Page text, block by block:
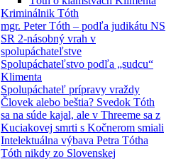
Kriminálnik Tóth
mgr. Peter Tóth – podľa judikátu NS
SR 2-násobný vrah v
spolupáchateľstve
Spolupáchateľstvo podľa „sudcu“
Klimenta
Spolupáchateľ prípravy vraždy
Človek alebo beštia? Svedok Tóth
sa na súde kajal, ale v Threeme sa z
Kuciakovej smrti s Kočnerom smiali
Intelektuálna výbava Petra Tótha
Tóth nikdy zo Slovenskej